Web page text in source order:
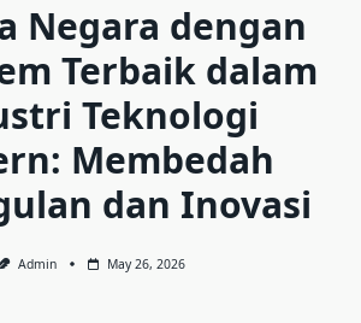
Negara dengan
Terbaik dalam
Teknologi
Membedah
dan Inovasi
Admin May 26, 2026